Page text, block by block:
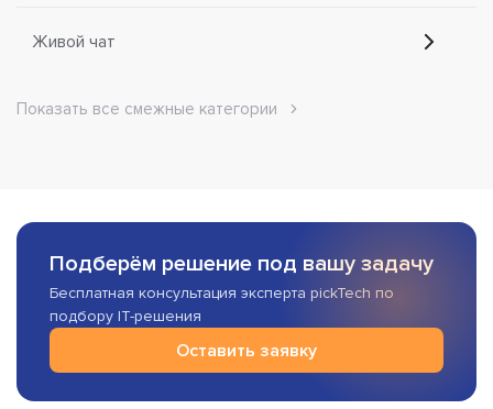
Живой чат
Показать все смежные категории
Подберём решение под вашу задачу
Бесплатная консультация эксперта pickTech по
подбору IT-решения
Оставить заявку